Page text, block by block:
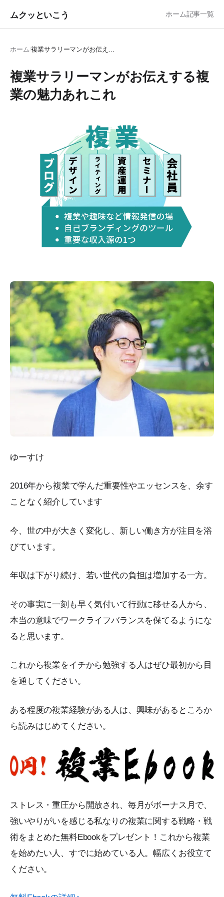
ムクッといこう ホーム記事一覧
ホーム/ 複業サラリーマンがお伝えする複業の魅力あれこれ
複業サラリーマンがお伝えする複
業の魅力あれこれ
ゆーすけ
2016年から複業で学んだ重要性やエッセンスを、余す
ことなく紹介しています
今、世の中が大きく変化し、新しい働き方が注目を浴
びています。
年収は下がり続け、若い世代の負担は増加する一方。
その事実に一刻も早く気付いて行動に移せる人から、
本当の意味でワークライフバランスを保てるようにな
ると思います。
これから複業をイチから勉強する人はぜひ最初から目
を通してください。
ある程度の複業経験がある人は、興味があるところか
ら読みはじめてください。
ストレス・重圧から開放され、毎月がボーナス月で、
強いやりがいを感じる私なりの複業に関する戦略・戦
術をまとめた無料Ebookをプレゼント！これから複業
を始めたい人、すでに始めている人。幅広くお役立て
ください。